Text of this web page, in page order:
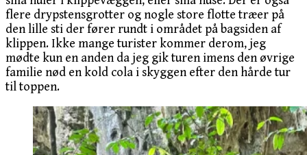
flere drypstensgrotter og nogle store flotte træer på
den lille sti der fører rundt i området på bagsiden af
klippen. Ikke mange turister kommer derom, jeg
mødte kun en anden da jeg gik turen imens den øvrige
familie nød en kold cola i skyggen efter den hårde tur
til toppen.